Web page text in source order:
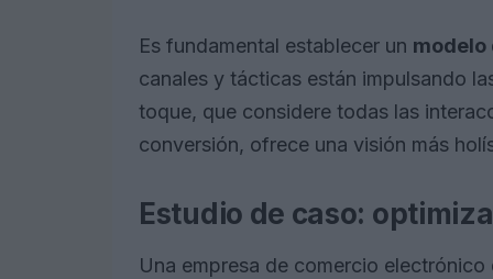
Es fundamental establecer un modelo
canales y tácticas están impulsando
toque, que considere todas las
conversión, ofrece una visión más
Estudio de caso:
Una empresa de comercio